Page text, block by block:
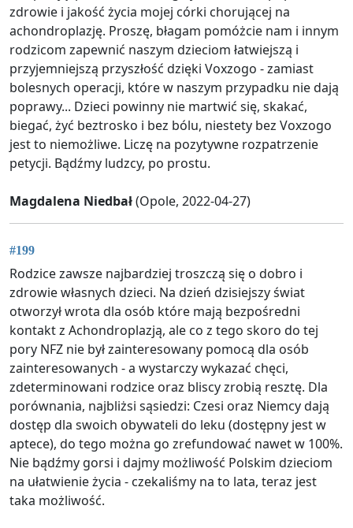
zdrowie i jakość życia mojej córki chorującej na
achondroplazję. Proszę, błagam pomóżcie nam i innym
rodzicom zapewnić naszym dzieciom łatwiejszą i
przyjemniejszą przyszłość dzięki Voxzogo - zamiast
bolesnych operacji, które w naszym przypadku nie dają
poprawy... Dzieci powinny nie martwić się, skakać,
biegać, żyć beztrosko i bez bólu, niestety bez Voxzogo
jest to niemożliwe. Liczę na pozytywne rozpatrzenie
petycji. Bądźmy ludzcy, po prostu.
Magdalena Niedbał(Opole, 2022-04-27)
#199
Rodzice zawsze najbardziej troszczą się o dobro i
zdrowie własnych dzieci. Na dzień dzisiejszy świat
otworzył wrota dla osób które mają bezpośredni
kontakt z Achondroplazją, ale co z tego skoro do tej
pory NFZ nie był zainteresowany pomocą dla osób
zainteresowanych - a wystarczy wykazać chęci,
zdeterminowani rodzice oraz bliscy zrobią resztę. Dla
porównania, najbliżsi sąsiedzi: Czesi oraz Niemcy dają
dostęp dla swoich obywateli do leku (dostępny jest w
aptece), do tego można go zrefundować nawet w 100%.
Nie bądźmy gorsi i dajmy możliwość Polskim dzieciom
na ułatwienie życia - czekaliśmy na to lata, teraz jest
taka możliwość.